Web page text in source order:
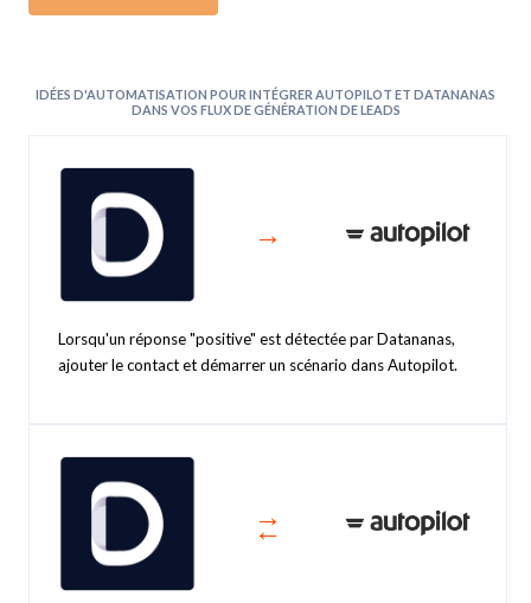
IDÉES D'AUTOMATISATION POUR INTÉGRER AUTOPILOT ET DATANANAS
DANS VOS FLUX DE GÉNÉRATION DE LEADS
→
Lorsqu'un réponse "positive" est détectée par Datananas,
ajouter le contact et démarrer un scénario dans Autopilot.
→
←